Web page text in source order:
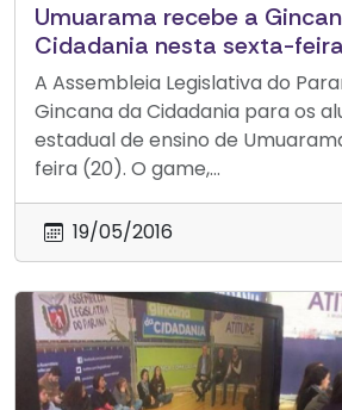
Umuarama recebe a
Cidadania nesta sexta-
A Assembleia Legislativa do
Gincana da Cidadania para os
estadual de ensino de
feira (20). O game,...
19/05/2016